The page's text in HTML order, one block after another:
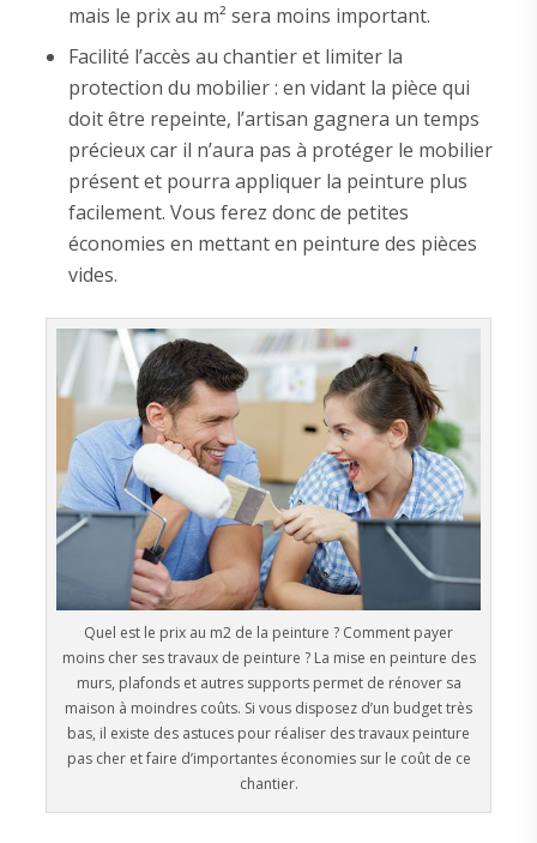
mais le prix au m² sera moins important.
Facilité l’accès au chantier et limiter la
protection du mobilier : en vidant la pièce qui
doit être repeinte, l’artisan gagnera un temps
précieux car il n’aura pas à protéger le mobilier
présent et pourra appliquer la peinture plus
facilement. Vous ferez donc de petites
économies en mettant en peinture des pièces
vides.
Quel est le prix au m2 de la peinture ? Comment payer
moins cher ses travaux de peinture ? La mise en peinture des
murs, plafonds et autres supports permet de rénover sa
maison à moindres coûts. Si vous disposez d’un budget très
bas, il existe des astuces pour réaliser des travaux peinture
pas cher et faire d’importantes économies sur le coût de ce
chantier.